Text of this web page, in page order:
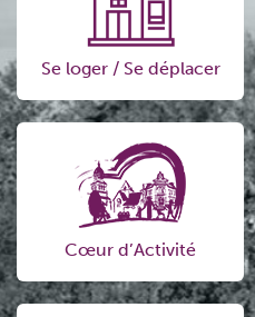
Se loger / Se déplacer
Cœur d’Activité